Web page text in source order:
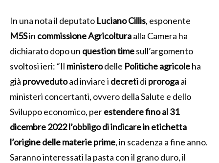
In una nota il deputato LucianoCillis, esponente
M5Sin commissioneAgricolturaalla Camera ha
dichiarato dopo un questiontimesull’argomento
svoltosi ieri: “Il ministerodelle Politicheagricoleha
già provvedutoad inviare i decretidi prorogaai
ministeri concertanti, ovvero della Salute e dello
Sviluppo economico, perestendere fino al 31
dicembre 2022 l’obbligo di indicare in etichetta
l’origine delle materie prime, in scadenza a fine anno.
Saranno interessati la pasta con il grano duro, il